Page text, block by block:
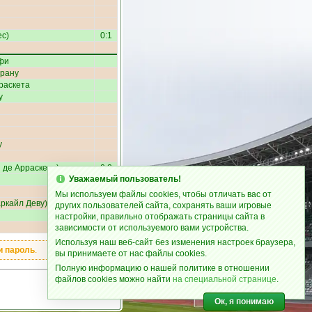
) 0:1
Арраскета) 0:2
Деву) 1:2
пароль.
Уважаемый пользователь!
Мы используем файлы cookies, чтобы отличать вас от
других пользователей сайта, сохранять ваши игровые
настройки, правильно отображать страницы сайта в
зависимости от используемого вами устройства.
Используя наш веб-сайт без изменения настроек браузера,
вы принимаете от нас файлы cookies.
Полную информацию о нашей политике в отношении
файлов cookies можно найти на специальной странице.
Ок, я понимаю